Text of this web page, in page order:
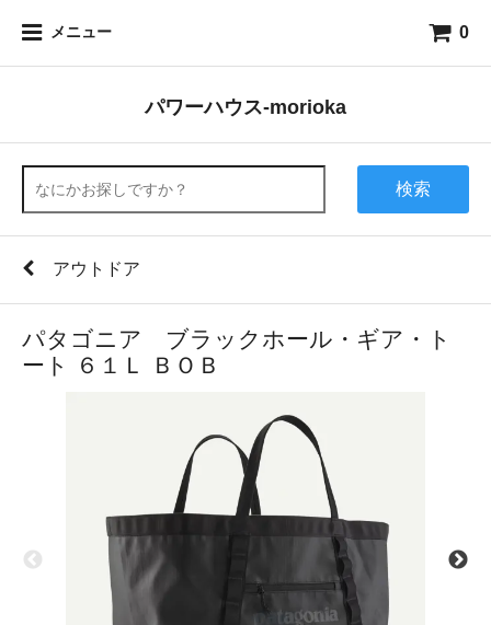
メニュー 0
パワーハウス-morioka
検索
アウトドア
パタゴニア ブラックホール・ギア・ト
ート ６１Ｌ ＢＯＢ